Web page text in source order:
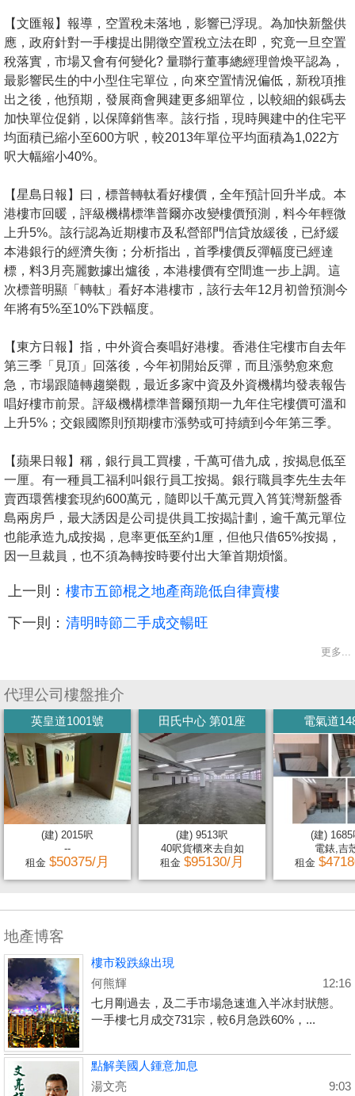
關
於
我
們
【文匯報】報導，空置稅未落地，影響已浮現。為加快新盤供
應，政府針對一手樓提出開徵空置稅立法在即，究竟一旦空置
稅落實，市場又會有何變化? 量聯行董事總經理曾煥平認為，
最影響民生的中小型住宅單位，向來空置情況偏低，新稅項推
出之後，他預期，發展商會興建更多細單位，以較細的銀碼去
加快單位促銷，以保障銷售率。該行指，現時興建中的住宅平
均面積已縮小至600方呎，較2013年單位平均面積為1,022方
呎大幅縮小40%。
【星島日報】曰，標普轉軚看好樓價，全年預計回升半成。本
港樓市回暖，評級機構標準普爾亦改變樓價預測，料今年輕微
上升5%。該行認為近期樓市及私營部門信貸放緩後，已紓緩
本港銀行的經濟失衡；分析指出，首季樓價反彈幅度已經達
標，料3月亮麗數據出爐後，本港樓價有空間進一步上調。這
次標普明顯「轉軚」看好本港樓市，該行去年12月初曾預測今
年將有5%至10%下跌幅度。
【東方日報】指，中外資合奏唱好港樓。香港住宅樓市自去年
第三季「見頂」回落後，今年初開始反彈，而且漲勢愈來愈
急，市場跟隨轉趨樂觀，最近多家中資及外資機構均發表報告
唱好樓市前景。評級機構標準普爾預期一九年住宅樓價可溫和
上升5%；交銀國際則預期樓市漲勢或可持續到今年第三季。
【蘋果日報】稱，銀行員工買樓，千萬可借九成，按揭息低至
一厘。有一種員工福利叫銀行員工按揭。銀行職員李先生去年
賣西環舊樓套現約600萬元，隨即以千萬元買入筲箕灣新盤香
島兩房戶，最大誘因是公司提供員工按揭計劃，逾千萬元單位
也能承造九成按揭，息率更低至約1厘，但他只借65%按揭，
因一旦裁員，也不須為轉按時要付出大筆首期煩惱。
上一則： 樓市五節棍之地產商跪低自律賣樓
下一則： 清明時節二手成交暢旺
更多...
代理公司樓盤推介
英皇道1001號
(建) 2015呎
--
租金 $50375/月
田氏中心 第01座
(建) 9513呎
40呎貨櫃來去自如
租金 $95130/月
電氣道
(建) 1685
電錶,吉
租金
地產博客
樓市殺跌線出現
何熊輝
12:16
七月剛過去，及二手市場急速進入半冰封狀態。
一手樓七月成交731宗，較6月急跌60%，...
點解美國人鍾意加息
湯文亮
9:03